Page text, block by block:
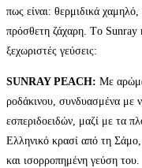
πως είναι: θερμιδικά
πρόσθετη ζάχαρη. Tο
ξεχωριστές γεύσεις:
SUNRAY PEACH: Με
ροδάκινου, συνδυασμένα με
εσπεριδοειδών, μαζί με τα
Ελληνικό κρασί από τη
και ισορροπημένη γεύση του.